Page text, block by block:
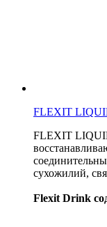
FLEXIT
FLEXIT
сухожилий,
Flexit Drink